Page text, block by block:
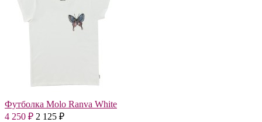
Футболка Molo Ranva White
4 250 ₽ 2 125 ₽